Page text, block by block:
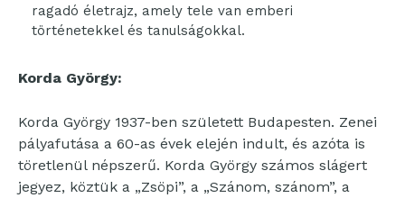
ragadó életrajz, amely tele van emberi
történetekkel és tanulságokkal.
Korda György:
Korda György 1937-ben született Budapesten. Zenei
pályafutása a 60-as évek elején indult, és azóta is
töretlenül népszerű. Korda György számos slágert
jegyez, köztük a „Zsöpi”, a „Szánom, szánom”, a